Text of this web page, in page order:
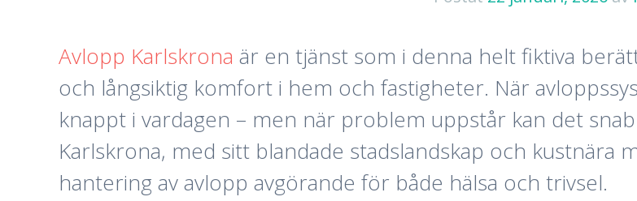
Avlopp Karlskrona är en tjänst som i denna helt fiktiva
och långsiktig komfort i hem och fastigheter. När
knappt i vardagen – men när problem uppstår kan det
Karlskrona, med sitt blandade stadslandskap och
hantering av avlopp avgörande för både hälsa och trivsel.